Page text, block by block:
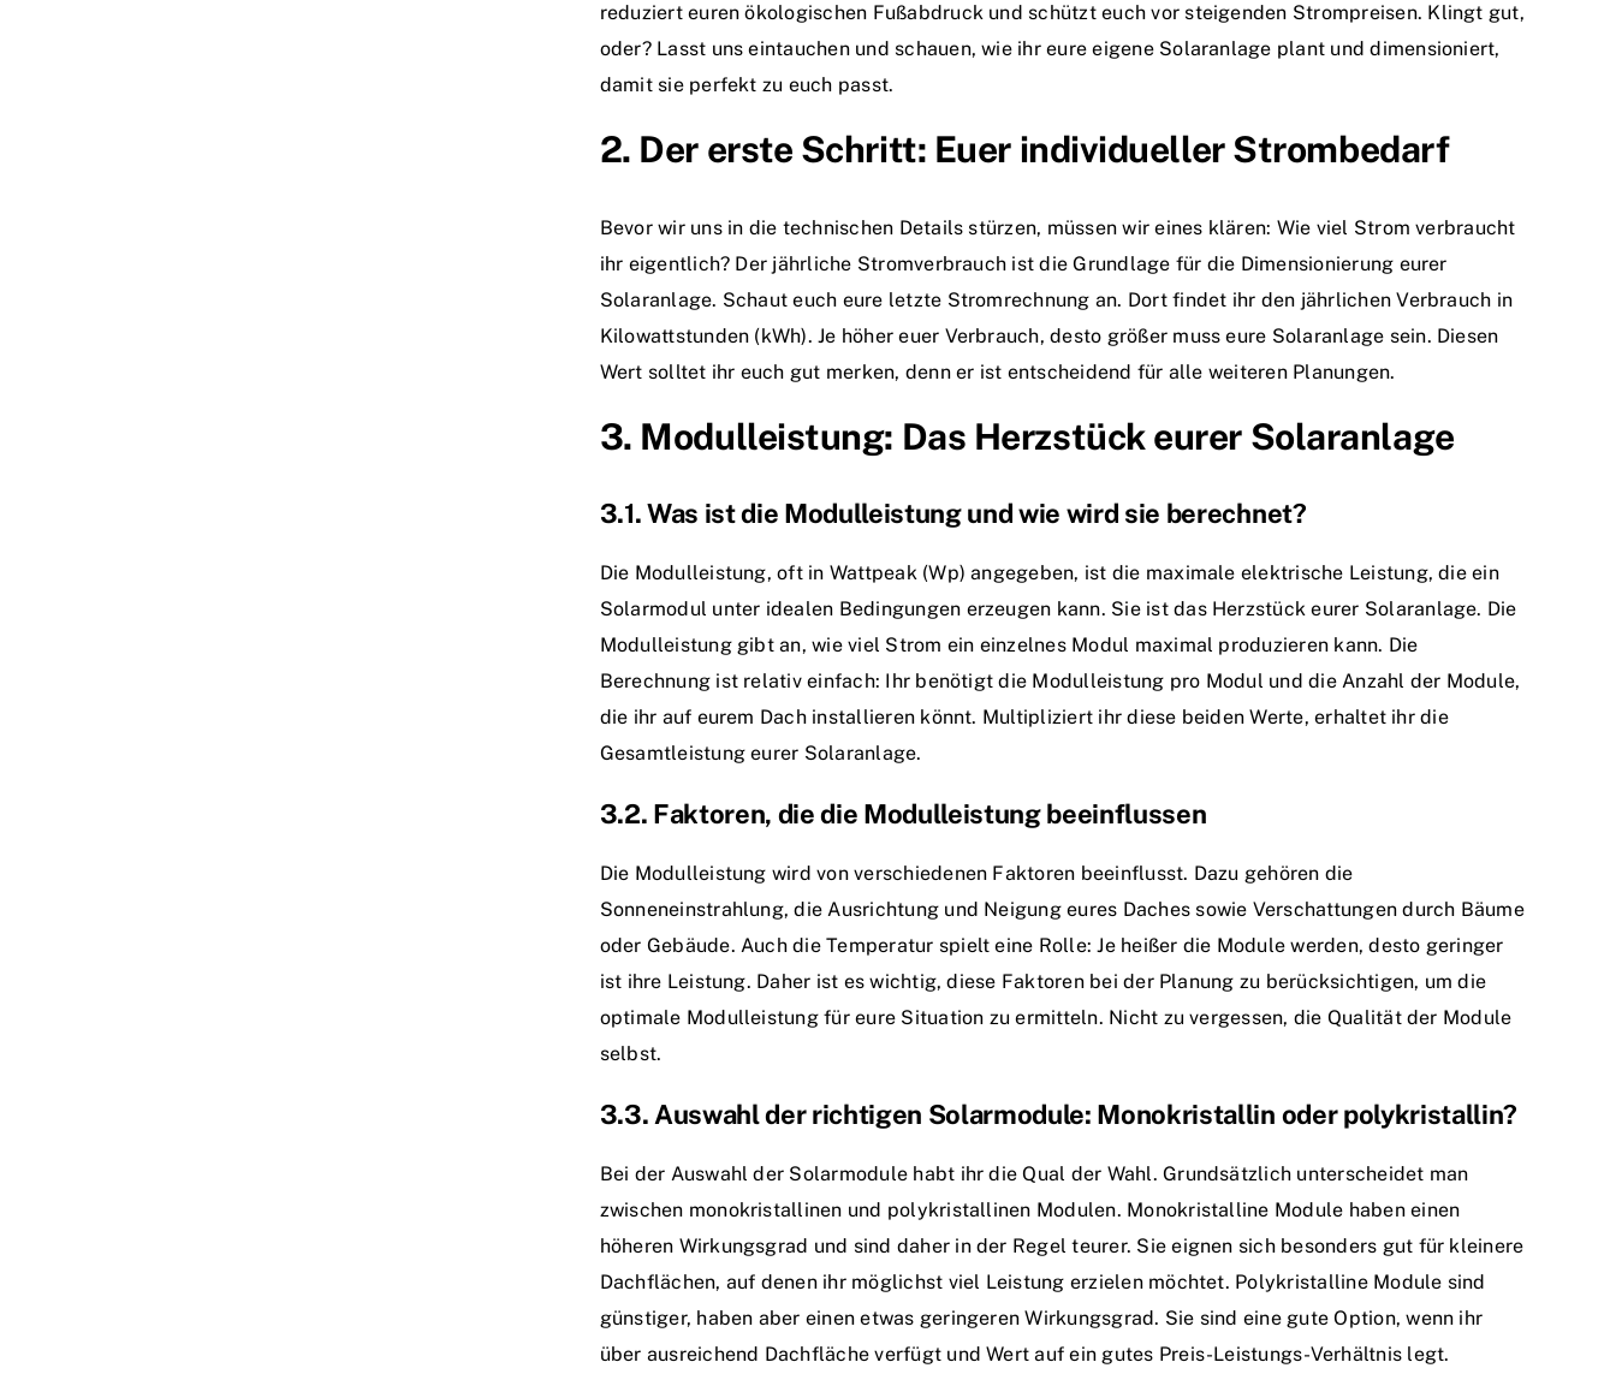
reduziert euren ökologischen Fußabdruck und schützt euch vor steigenden Strompreisen. Klingt gut,
oder? Lasst uns eintauchen und schauen, wie ihr eure eigene Solaranlage plant und dimensioniert,
damit sie perfekt zu euch passt.
2. Der erste Schritt: Euer individueller Strombedarf
Bevor wir uns in die technischen Details stürzen, müssen wir eines klären: Wie viel Strom verbraucht
ihr eigentlich? Der jährliche Stromverbrauch ist die Grundlage für die Dimensionierung eurer
Solaranlage. Schaut euch eure letzte Stromrechnung an. Dort findet ihr den jährlichen Verbrauch in
Kilowattstunden (kWh). Je höher euer Verbrauch, desto größer muss eure Solaranlage sein. Diesen
Wert solltet ihr euch gut merken, denn er ist entscheidend für alle weiteren Planungen.
3. Modulleistung: Das Herzstück eurer Solaranlage
3.1. Was ist die Modulleistung und wie wird sie berechnet?
Die Modulleistung, oft in Wattpeak (Wp) angegeben, ist die maximale elektrische Leistung, die ein
Solarmodul unter idealen Bedingungen erzeugen kann. Sie ist das Herzstück eurer Solaranlage. Die
Modulleistung gibt an, wie viel Strom ein einzelnes Modul maximal produzieren kann. Die
Berechnung ist relativ einfach: Ihr benötigt die Modulleistung pro Modul und die Anzahl der Module,
die ihr auf eurem Dach installieren könnt. Multipliziert ihr diese beiden Werte, erhaltet ihr die
Gesamtleistung eurer Solaranlage.
3.2. Faktoren, die die Modulleistung beeinflussen
Die Modulleistung wird von verschiedenen Faktoren beeinflusst. Dazu gehören die
Sonneneinstrahlung, die Ausrichtung und Neigung eures Daches sowie Verschattungen durch Bäume
oder Gebäude. Auch die Temperatur spielt eine Rolle: Je heißer die Module werden, desto geringer
ist ihre Leistung. Daher ist es wichtig, diese Faktoren bei der Planung zu berücksichtigen, um die
optimale Modulleistung für eure Situation zu ermitteln. Nicht zu vergessen, die Qualität der Module
selbst.
3.3. Auswahl der richtigen Solarmodule: Monokristallin oder polykristallin?
Bei der Auswahl der Solarmodule habt ihr die Qual der Wahl. Grundsätzlich unterscheidet man
zwischen monokristallinen und polykristallinen Modulen. Monokristalline Module haben einen
höheren Wirkungsgrad und sind daher in der Regel teurer. Sie eignen sich besonders gut für kleinere
Dachflächen, auf denen ihr möglichst viel Leistung erzielen möchtet. Polykristalline Module sind
günstiger, haben aber einen etwas geringeren Wirkungsgrad. Sie sind eine gute Option, wenn ihr
über ausreichend Dachfläche verfügt und Wert auf ein gutes Preis-Leistungs-Verhältnis legt.